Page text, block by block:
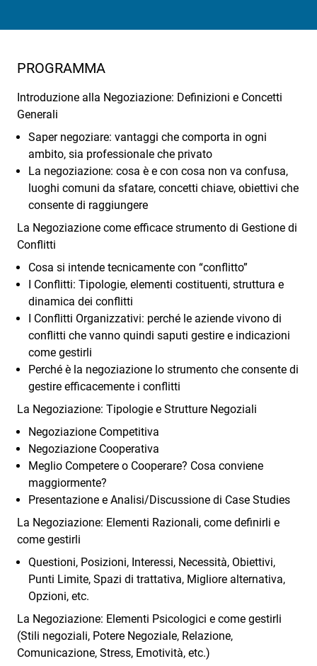
PROGRAMMA
Introduzione alla Negoziazione: Definizioni e Concetti
Generali
Saper negoziare: vantaggi che comporta in ogni
ambito, sia professionale che privato
La negoziazione: cosa è e con cosa non va confusa,
luoghi comuni da sfatare, concetti chiave, obiettivi che
consente di raggiungere
La Negoziazione come efficace strumento di Gestione di
Conflitti
Cosa si intende tecnicamente con “conflitto”
I Conflitti: Tipologie, elementi costituenti, struttura e
dinamica dei conflitti
I Conflitti Organizzativi: perché le aziende vivono di
conflitti che vanno quindi saputi gestire e indicazioni
come gestirli
Perché è la negoziazione lo strumento che consente di
gestire efficacemente i conflitti
La Negoziazione: Tipologie e Strutture Negoziali
Negoziazione Competitiva
Negoziazione Cooperativa
Meglio Competere o Cooperare? Cosa conviene
maggiormente?
Presentazione e Analisi/Discussione di Case Studies
La Negoziazione: Elementi Razionali, come definirli e
come gestirli
Questioni, Posizioni, Interessi, Necessità, Obiettivi,
Punti Limite, Spazi di trattativa, Migliore alternativa,
Opzioni, etc.
La Negoziazione: Elementi Psicologici e come gestirli
(Stili negoziali, Potere Negoziale, Relazione,
Comunicazione, Stress, Emotività, etc.)